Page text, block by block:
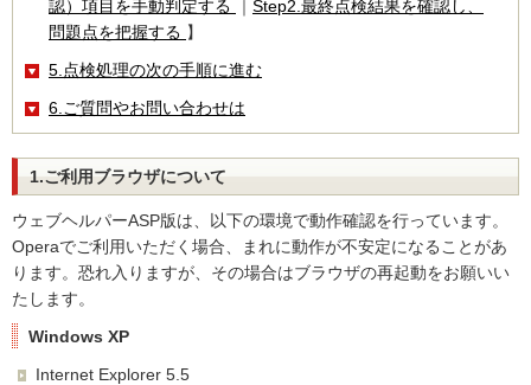
認）項目を手動判定する
｜ Step2.最終点検結果を確認し、
問題点を把握する 】
5.点検処理の次の手順に進む
6.ご質問やお問い合わせは
1.ご利用ブラウザについて
ウェブヘルパーASP版は、以下の環境で動作確認を行っています。
Operaでご利用いただく場合、まれに動作が不安定になることがあ
ります。恐れ入りますが、その場合はブラウザの再起動をお願いい
たします。
Windows XP
Internet Explorer 5.5